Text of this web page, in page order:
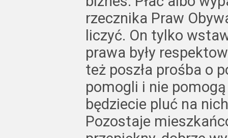
rzecznika Praw
liczyć. On tylko
prawa były
też poszła prośba o
pomogli i nie
będziecie pluć na
Pozostaje